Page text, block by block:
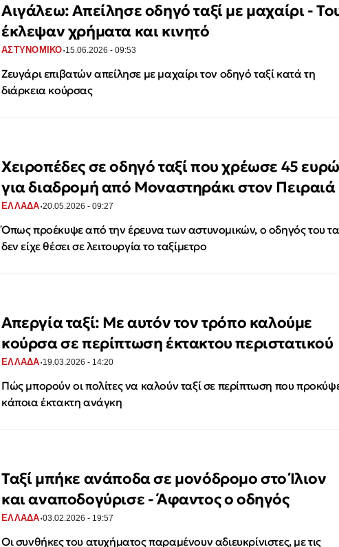
Αιγάλεω: Απείλησε οδηγό ταξί με μαχαίρι -
έκλεψαν χρήματα και κινητό
ΑΣΤΥΝΟΜΙΚΟ·15.06.2026 - 09:53
Ζευγάρι επιβατών απείλησε με μαχαίρι τον οδηγό ταξί κατά τη
διάρκεια κούρσας
Χειροπέδες σε οδηγό ταξί που χρέωσε 45 ευρώ
για διαδρομή από Μοναστηράκι στον Πειραιά
ΕΛΛΑΔΑ·20.05.2026 - 09:27
Όπως προέκυψε από την έρευνα των αστυνομικών, ο οδηγός του
δεν είχε θέσει σε λειτουργία το ταξίμετρο
Απεργία ταξί: Με αυτόν τον τρόπο καλούμε
κούρσα σε περίπτωση έκτακτου περιστατικού
ΕΛΛΑΔΑ·19.03.2026 - 14:20
Πώς μπορούν οι πολίτες να καλούν ταξί σε περίπτωση που
κάποια έκτακτη ανάγκη
Ταξί μπήκε ανάποδα σε μονόδρομο στο Ίλιον
και αναποδογύρισε - Άφαντος ο οδηγός
ΕΛΛΑΔΑ·03.02.2026 - 19:57
Οι συνθήκες του ατυχήματος παραμένουν αδιευκρίνιστες, με τις